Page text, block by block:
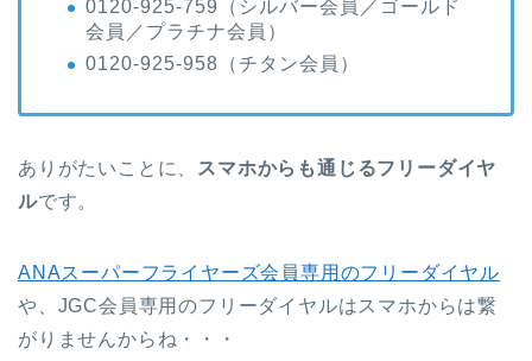
0120-925-759（シルバー会員／ゴールド
会員／プラチナ会員）
0120-925-958（チタン会員）
ありがたいことに、
スマホからも通じるフリーダイヤ
ルです。
ANAスーパーフライヤーズ会員専用のフリーダイヤル
や、JGC会員専用のフリーダイヤルはスマホからは繋
がりませんからね・・・